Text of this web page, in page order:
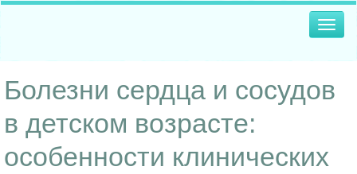
Болезни сердца и сосудов
в детском возрасте:
особенности клинических